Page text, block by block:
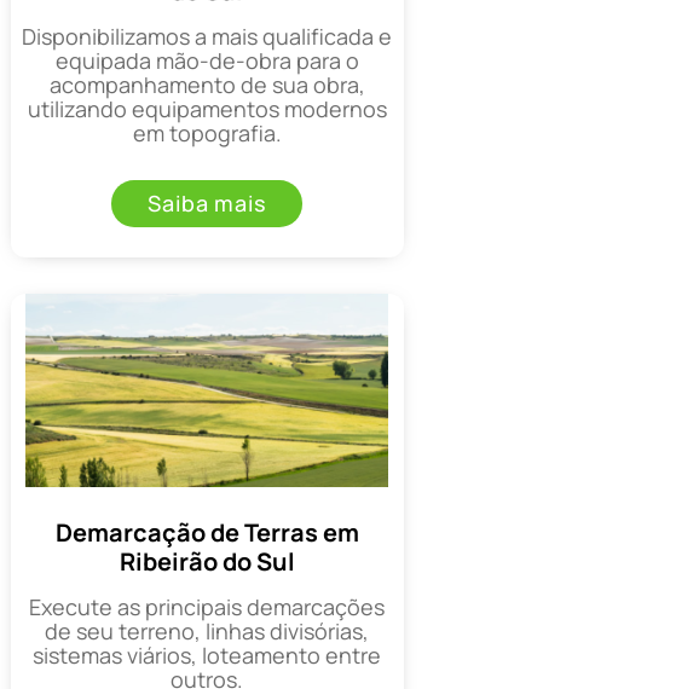
Disponibilizamos a mais qualificada e
equipada mão-de-obra para o
acompanhamento de sua obra,
utilizando equipamentos modernos
em topografia.
Saiba mais
Demarcação de Terras em
Ribeirão do Sul
Execute as principais demarcações
de seu terreno, linhas divisórias,
sistemas viários, loteamento entre
outros.